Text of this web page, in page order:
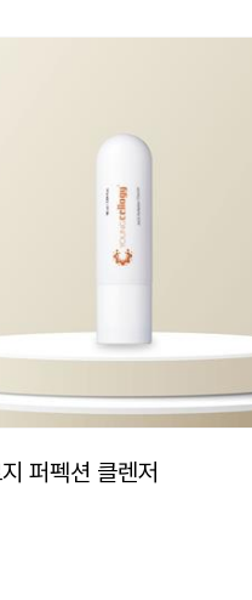
퍼펙션 클렌저